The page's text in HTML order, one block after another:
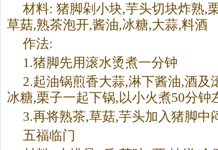
材料: 猪脚剁小块,芋头切块炸熟,
草菇,熟茶泡开,酱油,冰糖,大蒜,料酒
作法:
1.猪脚先用滚水烫煮一分钟
2.起油锅煎香大蒜,淋下酱油,酒及
冰糖,栗子一起下锅,以小火煮50分钟
3.再将熟茶,草菇,芋头加入猪脚中
五福临门